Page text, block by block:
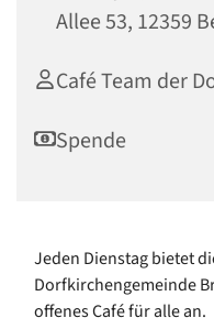
Allee 53, 12359
Café Team der
Spende
Jeden Dienstag bietet
Dorfkirchengemeinde
offenes Café für alle an.